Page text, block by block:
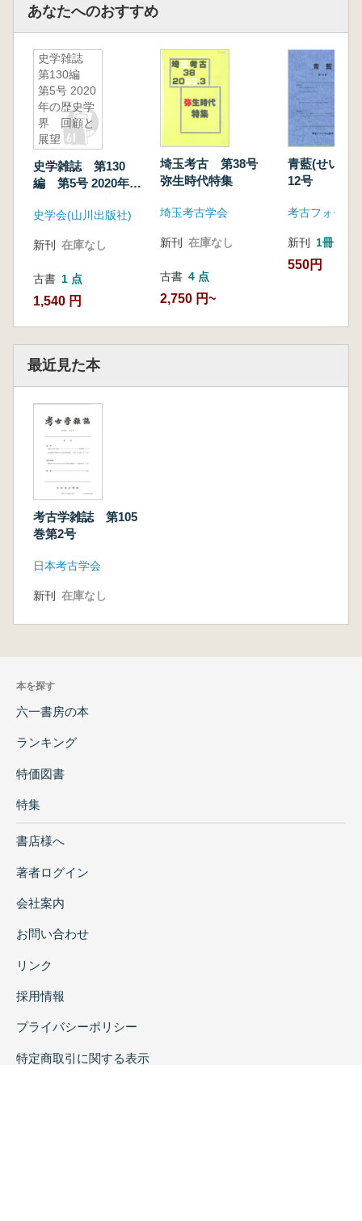
あなたへのおすすめ
史学雑誌
第130編
第5号 2020
年の歴史学
界 回顧と
展望
史学雑誌 第130
編 第5号 2020年の
望
史学会(山川出版社)
新刊 在庫なし
古書 1 点
1,540 円
埼玉考古 第38号
弥生時代特集
埼玉考古学会
新刊 在庫なし
古書 4 点
2,750 円~
青藍(せいら
12号
考古フォーラ
新刊 1冊
550円
最近見た本
考古学雑誌 第105
巻第2号
日本考古学会
新刊 在庫なし
本を探す
六一書房の本
ランキング
特価図書
特集
書店様へ
著者ログイン
会社案内
お問い合わせ
リンク
採用情報
プライバシーポリシー
特定商取引に関する表示